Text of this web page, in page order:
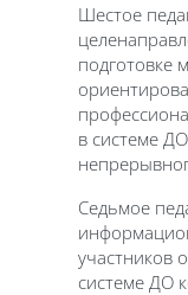
Шестое
подготовке
в системе
Седьмое
участников
системе ДО